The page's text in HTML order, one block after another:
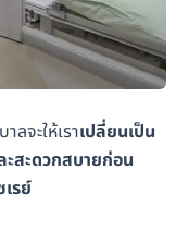
จะให้เราเปลี่ยนเป็น
ะสะดวกสบายก่อน
รย์